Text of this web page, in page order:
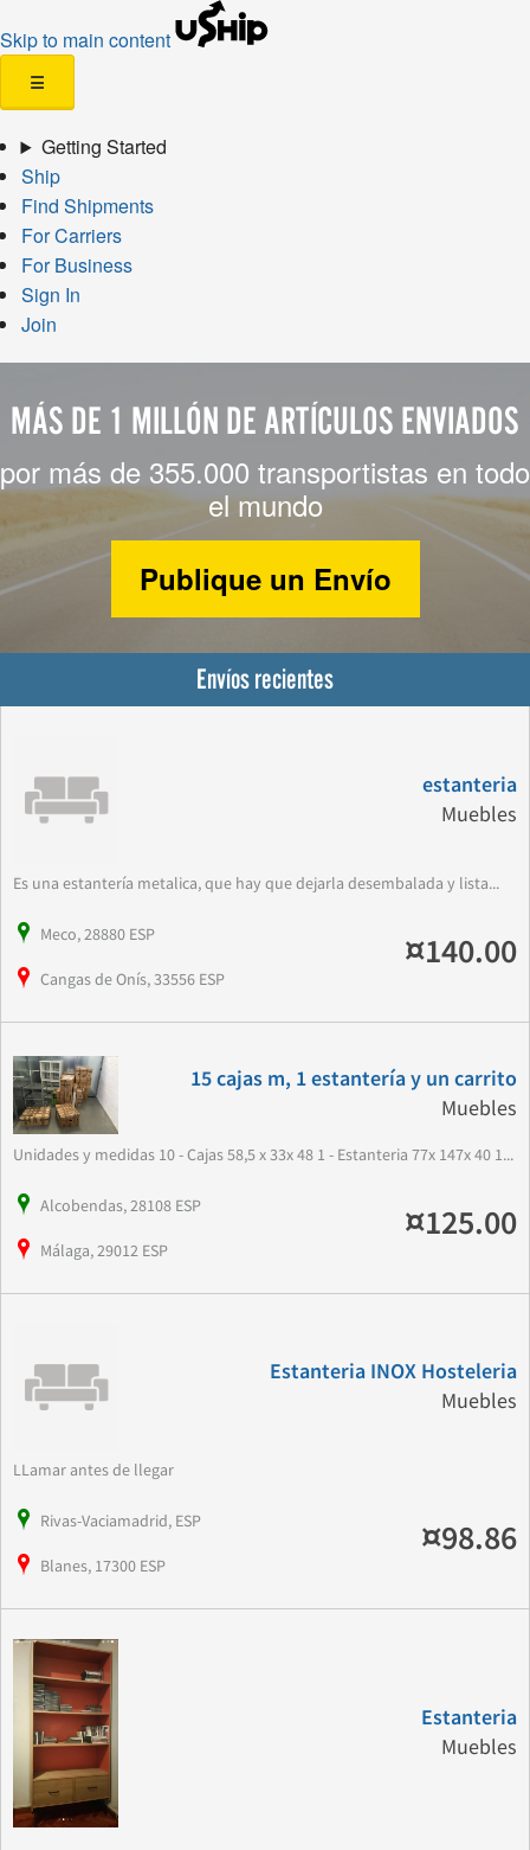
Skip to main content
☰
Getting Started
Ship
Find Shipments
For Carriers
For Business
Sign In
Join
MÁS DE 1 MILLÓN DE ARTÍCULOS ENVIADOS
por más de 355.000 transportistas en todo
el mundo
Publique un Envío
Envíos recientes
estanteria
Muebles
Es una estantería metalica, que hay que dejarla desembalada y lista...
Meco, 28880 ESP
Cangas de Onís, 33556 ESP
¤140.00
15 cajas m, 1 estantería y un carrito
Muebles
Unidades y medidas 10 - Cajas 58,5 x 33x 48 1 - Estanteria 77x 147x 40 1...
Alcobendas, 28108 ESP
Málaga, 29012 ESP
¤125.00
Estanteria INOX Hosteleria
Muebles
LLamar antes de llegar
Rivas-Vaciamadrid, ESP
Blanes, 17300 ESP
¤98.86
Estanteria
Muebles